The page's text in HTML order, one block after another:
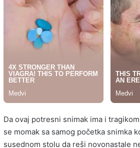
Da ovaj potresni snimak ima i
se momak sa samog početka snimka
susednom stolu da reši novonastale